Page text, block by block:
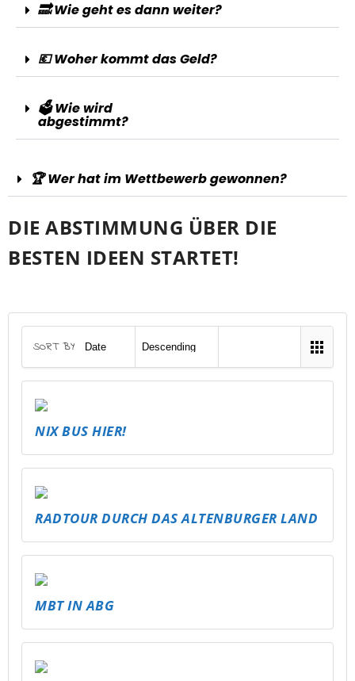
🔜 Wie geht es dann weiter?
💶 Woher kommt das Geld?
🗳️ Wie wird
abgestimmt?
🏆 Wer hat im Wettbewerb gewonnen?
DIE ABSTIMMUNG ÜBER DIE
BESTEN IDEEN STARTET!
SORT BY
NIX BUS HIER!
RADTOUR DURCH DAS ALTENBURGER LAND
MBT IN ABG